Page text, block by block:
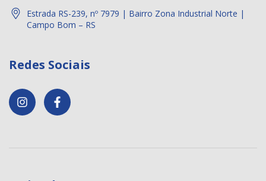
Estrada RS-239, nº 7979 | Bairro Zona Industrial Norte |
Campo Bom – RS
Redes Sociais